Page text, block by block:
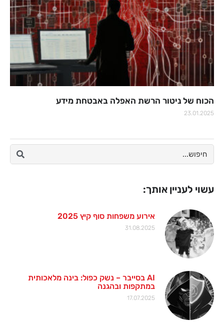
עשוי לעניין אותך:
אירוע משפחות סוף קיץ 2025
31.08.2025
AI בסייבר – נשק כפול: בינה מלאכותית
במתקפות ובהגנה
17.07.2025
הכוח של ניטור הרשת האפלה באבטחת מידע
23.01.2025